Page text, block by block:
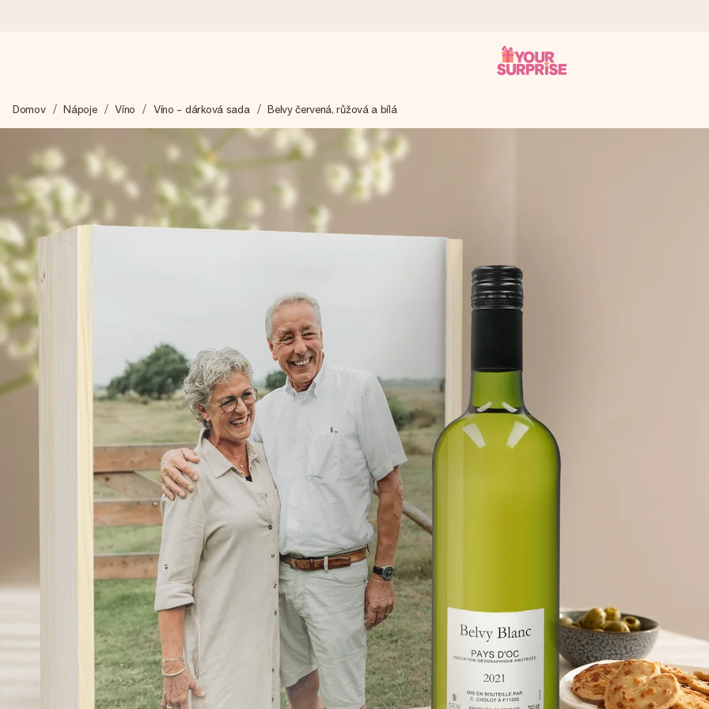
Váš dárek vytvoříme s láskou a bleskově odešleme – abyste ho mohli darovat právě v tu správnou chvíli, kdy na tom nejvíc záleží.
4,8 (na základě +15 000 recenzí)
Naše dárky inspirují. Zákazníci nás na Google Reviews hodnotí známkou 4,8.
Přáníčko zdarma
Vytvořte něco jedinečného během několika kroků – s jejím jménem, vaší fotografií nebo vzkazem, který doopravdy zahřeje u
okamžik.
Domov Nápoje Víno Víno - dárková sada Belvy červená, růžová a bílá